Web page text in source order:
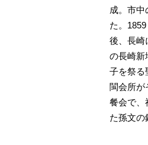
成。市中
た。
後、長崎
の長崎新
子を祭る
閩会所が
餐会で、
た孫文の